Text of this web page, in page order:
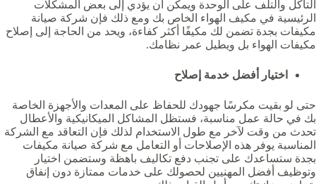
التآكل والتلف على الوحدة ويمكن أن يؤدي إلى بعض المشكلات
الرئيسية في مكيف الهواء الخاص بك ومع ذلك فإن شركة صيانة
مكيفات بجدة تضمن لك مكيفًا أكثر كفاءة، ويحد من الحاجة إلى إصلاح
مكيفات الهواء بل ويطيل عمر نظامك.
اختيار أفضل خدمة إصلاح
حتى لو بقيت مكرسًا جهودك للحفاظ على المعدات والأجهزة الخاصة
بك في حالة عمل مناسبة، فستظل المشاكل الميكانيكية والأعطال
تحدث من وقت لآخر مع طول الاستخدام لذلك فإن التعاقد مع الشركة
المناسبة يوفر هذه الإصلاحات أو التعامل مع شركة صيانة مكيفات
بجدة ستساعدك على تجنب دفع تكاليف باهظة وستضمن اختيار
وتوظيف أفضل المهنيين لحصولك على خدمات ممتازة دون إنفاق